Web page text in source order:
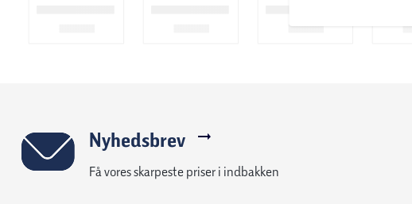
Nyhedsbrev
Få vores skarpeste priser i indbakken